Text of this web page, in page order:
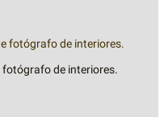
fotógrafo de interiores.